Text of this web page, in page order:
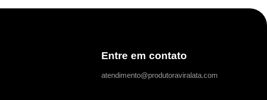
Entre em contato
atendimento@produtoraviralata.com